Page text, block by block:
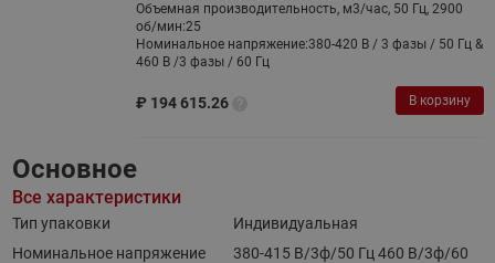
Объемная производительность, м3/час, 50 Гц, 2900
об/мин:25
Номинальное напряжение:380-420 В / 3 фазы / 50 Гц &
460 В /3 фазы / 60 Гц
₽ 194 615.26 В корзину
Основное
Все характеристики
Тип упаковки
Индивидуальная
Номинальное напряжение
380-415 B/3ф/50 Гц 460 B/3ф/60